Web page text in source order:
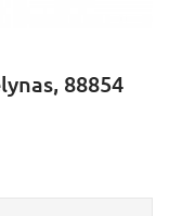
88854